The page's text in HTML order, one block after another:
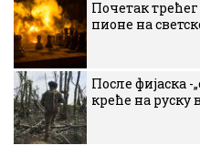
Почетак трећег
пионе на
После фијаска -
креће на руску